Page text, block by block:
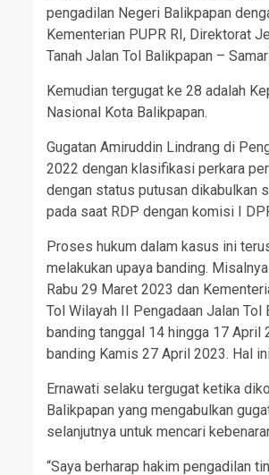
pengadilan Negeri Balikpapan
Kementerian PUPR RI, Direktorat
Tanah Jalan Tol Balikpapan –
Kemudian tergugat ke 28 adalah
Nasional Kota Balikpapan.
Gugatan Amiruddin Lindrang di
2022 dengan klasifikasi perkara
dengan status putusan dikabulkan
pada saat RDP dengan komisi I
Proses hukum dalam kasus ini
melakukan upaya banding.
Rabu 29 Maret 2023 dan
Tol Wilayah II Pengadaan Jalan
banding tanggal 14 hingga 17 April
banding Kamis 27 April 2023. Hal
Ernawati selaku tergugat ketika
Balikpapan yang mengabulkan
selanjutnya untuk mencari
“Saya berharap hakim pengadilan